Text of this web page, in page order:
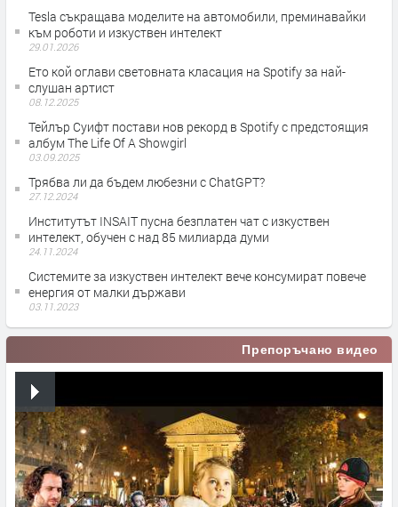
Tesla съкращава моделите на автомобили, преминавайки
към роботи и изкуствен интелект
29.01.2026
Ето кой оглави световната класация на Spotify за най-
слушан артист
08.12.2025
Тейлър Суифт постави нов рекорд в Spotify с предстоящия
албум The Life Of A Showgirl
03.09.2025
Трябва ли да бъдем любезни с ChatGPT?
27.12.2024
Институтът INSAIT пусна безплатен чат с изкуствен
интелект, обучен с над 85 милиарда думи
24.11.2024
Системите за изкуствен интелект вече консумират повече
енергия от малки държави
03.11.2023
Препоръчано видео